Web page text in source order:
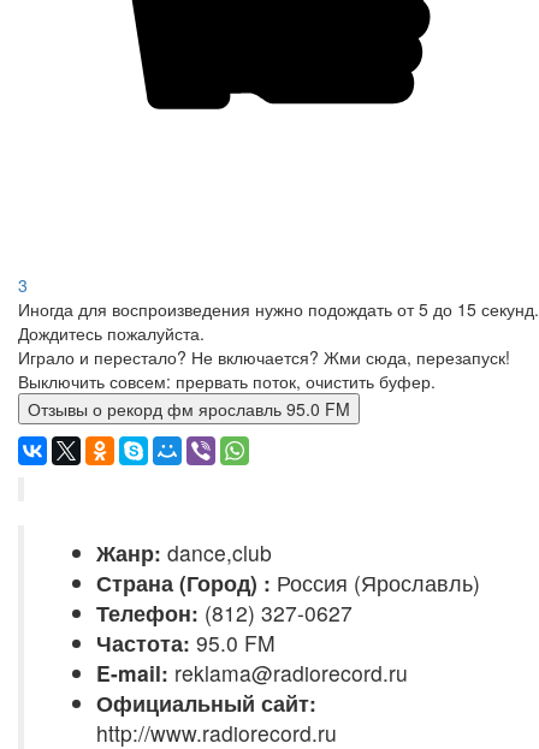
3
Иногда для воспроизведения нужно подождать от 5 до 15 секунд.
Дождитесь пожалуйста.
Играло и перестало? Не включается? Жми сюда, перезапуск!
Выключить совсем: прервать поток, очистить буфер.
Отзывы о рекорд фм ярославль 95.0 FM
Жанр: dance,club
Страна (Город) : Россия (Ярославль)
Телефон: (812) 327-0627
Частота: 95.0 FM
E-mail: reklama@radiorecord.ru
Официальный сайт:
http://www.radiorecord.ru